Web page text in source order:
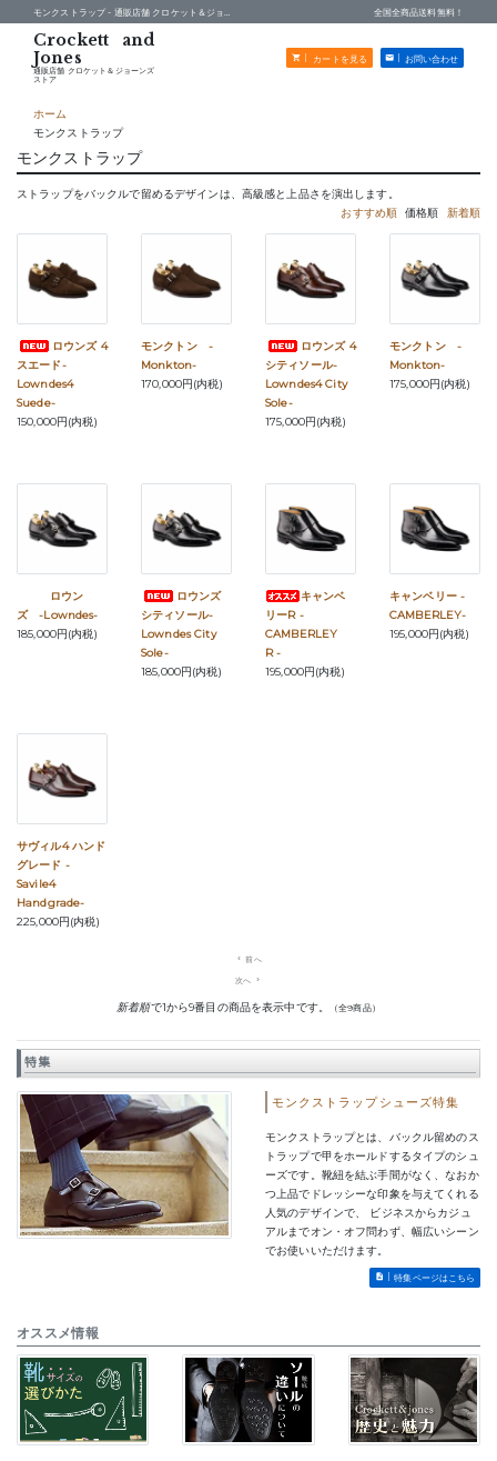
通販店舗 クロケット＆ジョーンズ
ストア
カートを見る お問い合わせ
モンクストラップ - 通販店舗 クロケット＆ジョーンズストア 全国全商品送料無料！
ホーム
モンクストラップ
モンクストラップ
ストラップをバックルで留めるデザインは、高級感と上品さを演出します。
おすすめ順
価格順 新着順
ロウンズ 4
スエード-
Lowndes4
Suede-
150,000円(内税)
モンクトン -
Monkton-
170,000円(内税)
ロウンズ 4
シティソール-
Lowndes4 City
Sole-
175,000円(内税)
モンクトン -
Monkton-
175,000円(内税)
ロウン
ズ -Lowndes-
185,000円(内税)
ロウンズ
シティソール-
Lowndes City
Sole-
185,000円(内税)
キャンベ
リーR -
CAMBERLEY
R -
195,000円(内税)
キャンベリー -
CAMBERLEY-
195,000円(内税)
サヴィル4 ハンド
グレード -
Savile4
Handgrade-
225,000円(内税)
navigate_before 前へ
次へ navigate_next
新着順で1から9番目の商品を表示中です。 （全9商品）
特集
モンクストラップシューズ特集
モンクストラップとは、バックル留めのス
トラップで甲をホールドするタイプのシュ
ーズです。靴紐を結ぶ手間がなく、なおか
つ上品でドレッシーな印象を与えてくれる
人気のデザインで、 ビジネスからカジュ
アルまでオン・オフ問わず、幅広いシーン
でお使いいただけます。
特集ページはこちら
オススメ情報